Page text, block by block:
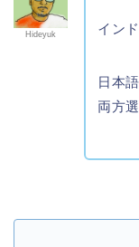
Hideyuk イン
日本
両方